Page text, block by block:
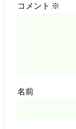
コメント ※
名前